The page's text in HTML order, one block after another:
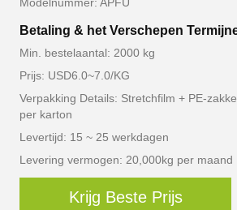
Betaling & het Verschepen
Min. bestelaantal: 2000 kg
Prijs: USD6.0~7.0/KG
Verpakking Details: Stretchfilm + PE-
per karton
Levertijd: 15 ~ 25 werkdagen
Levering vermogen: 20,000kg per maand
Krijg Beste Prijs